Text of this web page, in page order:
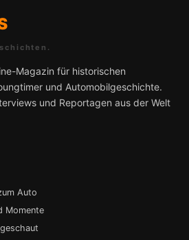
Magazin für historischen
und Automobilgeschichte.
und Reportagen aus der Welt
Auto
Momente